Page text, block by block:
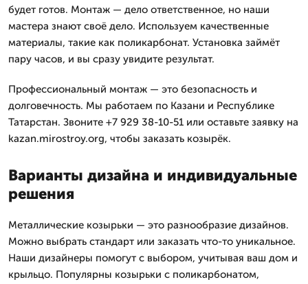
будет готов. Монтаж — дело ответственное, но наши
мастера знают своё дело. Используем качественные
материалы, такие как поликарбонат. Установка займёт
пару часов, и вы сразу увидите результат.
Профессиональный монтаж — это безопасность и
долговечность. Мы работаем по Казани и Республике
Татарстан. Звоните +7 929 38-10-51 или оставьте заявку на
kazan.mirostroy.org, чтобы заказать козырёк.
Варианты дизайна и индивидуальные
решения
Металлические козырьки — это разнообразие дизайнов.
Можно выбрать стандарт или заказать что-то уникальное.
Наши дизайнеры помогут с выбором, учитывая ваш дом и
крыльцо. Популярны козырьки с поликарбонатом,